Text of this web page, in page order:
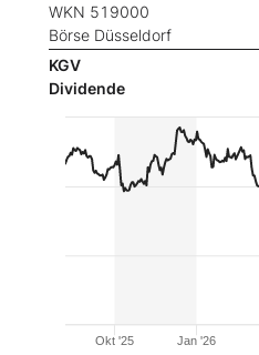
WKN 519000
Börse Düsseldorf
KGV
Dividende
Okt '25 Jan '26